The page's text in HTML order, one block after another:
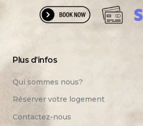
Plus d’infos
Qui sommes nous?
Réserver votre logement
Contactez-nous